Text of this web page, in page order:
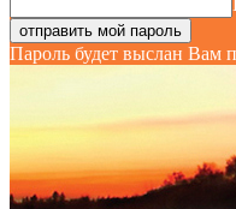
Пароль будет выслан Вам